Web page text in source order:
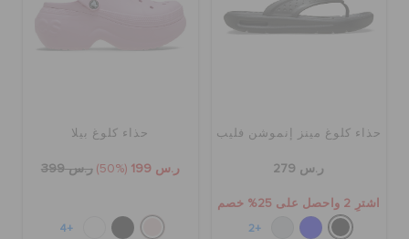
حذاء كلوغ مينز إنموشن فليب
ر.س 279
اشترِ 2 واحصل على 25% خصم
+2
حذاء كلوغ بيلا
ر.س 199 (50%) ر.س 399
+4